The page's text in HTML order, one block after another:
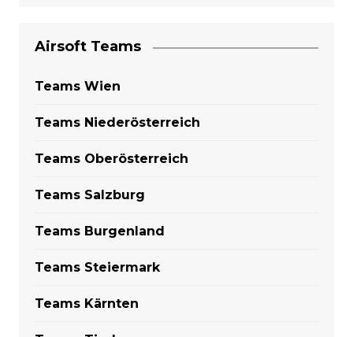
Airsoft Teams
Teams Wien
Teams Niederösterreich
Teams Oberösterreich
Teams Salzburg
Teams Burgenland
Teams Steiermark
Teams Kärnten